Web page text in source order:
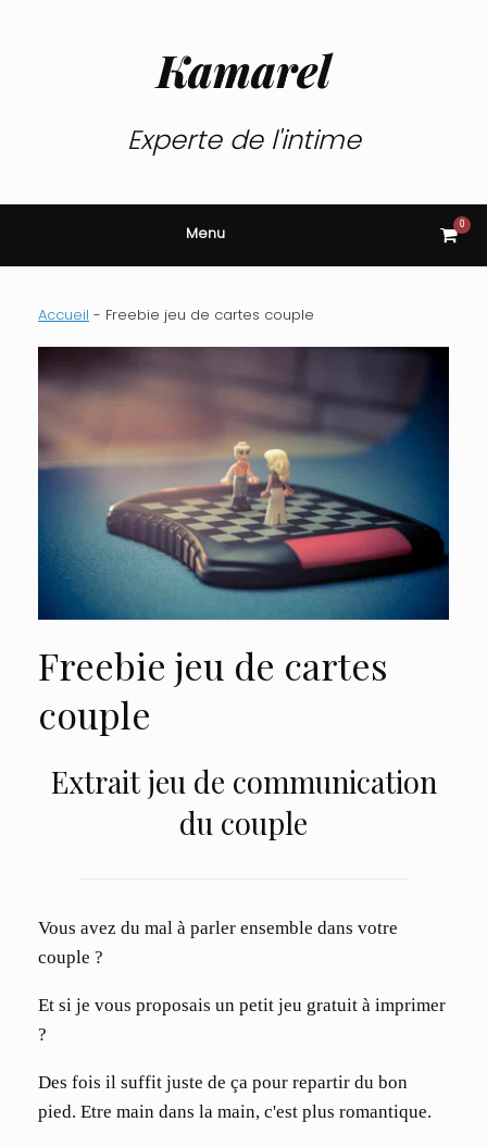
Kamarel
Experte de l'intime
Menu View
cart
0
Accueil - Freebie jeu de cartes couple
Freebie jeu de cartes
couple
Extrait jeu de communication
du couple
Vous avez du mal à parler ensemble dans votre
couple ?
Et si je vous proposais un petit jeu gratuit à imprimer
?
Des fois il suffit juste de ça pour repartir du bon
pied. Etre main dans la main, c'est plus romantique.